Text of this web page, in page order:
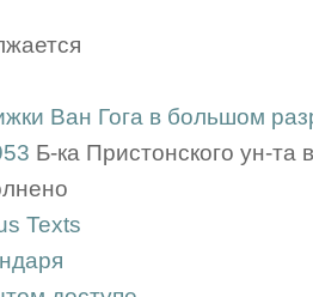
Ван Гога в большом
Б-ка Пристонского ун-та
Texts